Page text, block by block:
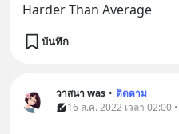
Harder Than Average
บันทึก
วาสนา was • ติดตาม
16 ส.ค. 2022 เวลา 02:00